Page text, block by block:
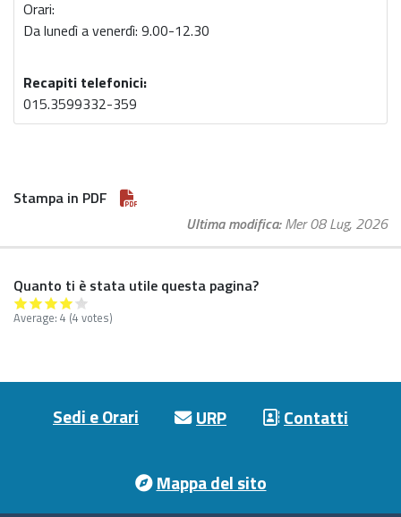
Orari:
Da lunedì a venerdì: 9.00-12.30
Recapiti telefonici:
015.3599332-359
Stampa in PDF
Ultima modifica Mer 08 Lug, 2026
Quanto ti è stata utile questa pagina?
Average: 4 (4 votes)
Sedi e Orari URP Contatti
Mappa del sito